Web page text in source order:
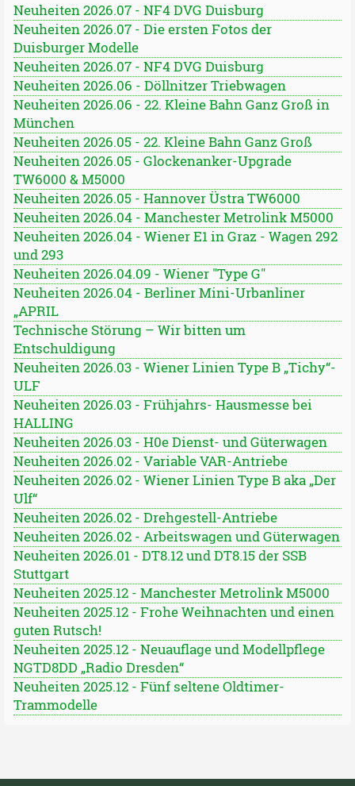
Neuheiten 2026.07 - NF4 DVG Duisburg
Neuheiten 2026.07 - Die ersten Fotos der
Duisburger Modelle
Neuheiten 2026.07 - NF4 DVG Duisburg
Neuheiten 2026.06 - Döllnitzer Triebwagen
Neuheiten 2026.06 - 22. Kleine Bahn Ganz Groß in
München
Neuheiten 2026.05 - 22. Kleine Bahn Ganz Groß
Neuheiten 2026.05 - Glockenanker-Upgrade
TW6000 & M5000
Neuheiten 2026.05 - Hannover Üstra TW6000
Neuheiten 2026.04 - Manchester Metrolink M5000
Neuheiten 2026.04 - Wiener E1 in Graz - Wagen 292
und 293
Neuheiten 2026.04.09 - Wiener "Type G"
Neuheiten 2026.04 - Berliner Mini-Urbanliner
„APRIL
Technische Störung – Wir bitten um
Entschuldigung
Neuheiten 2026.03 - Wiener Linien Type B „Tichy“-
ULF
Neuheiten 2026.03 - Frühjahrs- Hausmesse bei
HALLING
Neuheiten 2026.03 - H0e Dienst- und Güterwagen
Neuheiten 2026.02 - Variable VAR-Antriebe
Neuheiten 2026.02 - Wiener Linien Type B aka „Der
Ulf“
Neuheiten 2026.02 - Drehgestell-Antriebe
Neuheiten 2026.02 - Arbeitswagen und Güterwagen
Neuheiten 2026.01 - DT8.12 und DT8.15 der SSB
Stuttgart
Neuheiten 2025.12 - Manchester Metrolink M5000
Neuheiten 2025.12 - Frohe Weihnachten und einen
guten Rutsch!
Neuheiten 2025.12 - Neuauflage und Modellpflege
NGTD8DD „Radio Dresden“
Neuheiten 2025.12 - Fünf seltene Oldtimer-
Trammodelle